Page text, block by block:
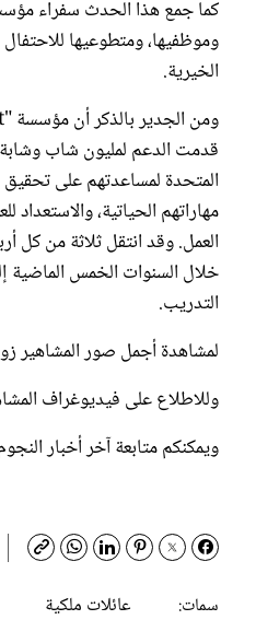
كما جمع هذا الحدث سفراء
وموظفيها، ومتطوعيها
الخيرية.
قدمت الدعم لمليون شاب
المتحدة لمساعدتهم على
مهاراتهم الحياتية،
العمل. وقد انتقل ثلاثة من كل
خلال السنوات الخمس الماضية
التدريب.
لمشاهدة أجمل صور المشاهير
وللاطلاع على فيديوغراف
ويمكنكم متابعة آخر أخبار
سمات:
عائلات ملكية